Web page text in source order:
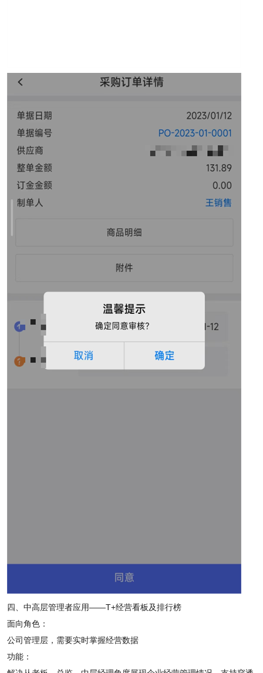
四、中高层管理者应用——T+经营看板及排行榜
面向角色：
公司管理层，需要实时掌握经营数据
功能：